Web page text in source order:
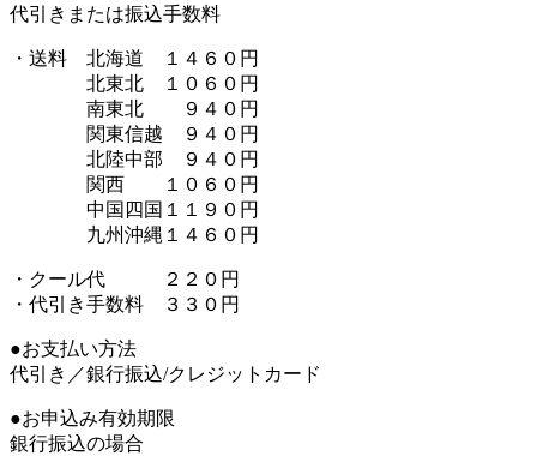
代引きまたは振込手数料
・送料 北海道 １４６０円
北東北 １０６０円
南東北 ９４０円
関東信越 ９４０円
北陸中部 ９４０円
関西 １０６０円
中国四国１１９０円
九州沖縄１４６０円
・クール代 ２２０円
・代引き手数料 ３３０円
●お支払い方法
代引き／銀行振込/クレジットカード
●お申込み有効期限
銀行振込の場合